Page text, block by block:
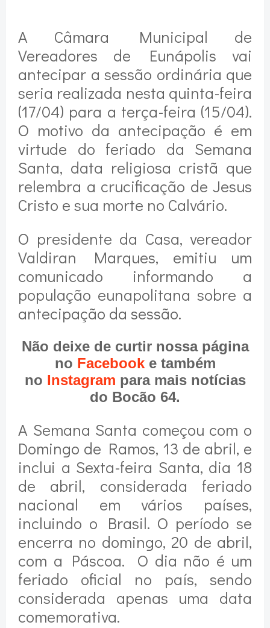
A Câmara Municipal de
Vereadores de Eunápolis vai
antecipar a sessão ordinária que
seria realizada nesta quinta-feira
(17/04) para a terça-feira (15/04).
O motivo da antecipação é em
virtude do feriado da Semana
Santa, data religiosa cristã que
relembra a crucificação de Jesus
Cristo e sua morte no Calvário.
O presidente da Casa, vereador
Valdiran Marques, emitiu um
comunicado informando a
população eunapolitana sobre a
antecipação da sessão.
Não deixe de curtir nossa página
no Facebooke também
no Instagram para mais notícias
do Bocão 64.
A Semana Santa começou com o
Domingo de Ramos, 13 de abril, e
inclui a Sexta-feira Santa, dia 18
de abril, considerada feriado
nacional em vários países,
incluindo o Brasil. O período se
encerra no domingo, 20 de abril,
com a Páscoa.
O dia não é um
feriado oficial no país, sendo
considerada apenas uma data
comemorativa.